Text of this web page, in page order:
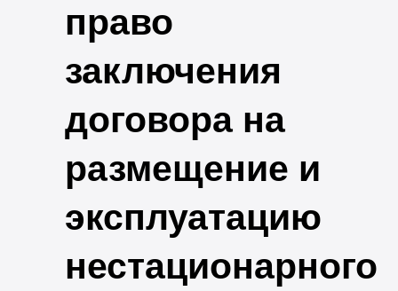
право
заключения
договора на
размещение и
эксплуатацию
нестационарного